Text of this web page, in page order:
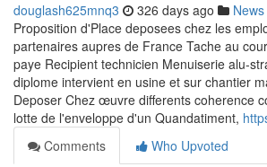
douglash625mnq3 326 days ago News
Proposition d'Place deposees chez les
partenaires aupres de France Tache au
paye Recipient technicien Menuiserie alu-
diplome intervient en usine et sur chantier
Deposer Chez œuvre differents coherence
lotte de l'enveloppe d'un Quandatiment,
Comments
Who Upvoted